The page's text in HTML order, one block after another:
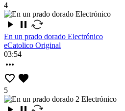
4
En un prado dorado Electrónico
eCatolico Original
03:54
5